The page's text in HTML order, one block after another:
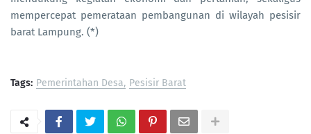
mempercepat pemerataan pembangunan di wilayah pesisir
barat Lampung. (*)
Tags: Pemerintahan Desa Pesisir Barat